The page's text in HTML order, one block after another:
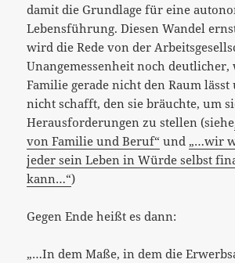
damit die Grundlage für eine
Lebensführung. Diesen Wandel
wird die Rede von der
Unangemessenheit noch
Familie gerade nicht den Raum
nicht schafft, den sie bräuchte, um
Herausforderungen zu stellen (siehe
von Familie und Beruf“ und „…wir
jeder sein Leben in Würde selbst
kann…“)
Gegen Ende heißt es dann:
„…In dem Maße, in dem die